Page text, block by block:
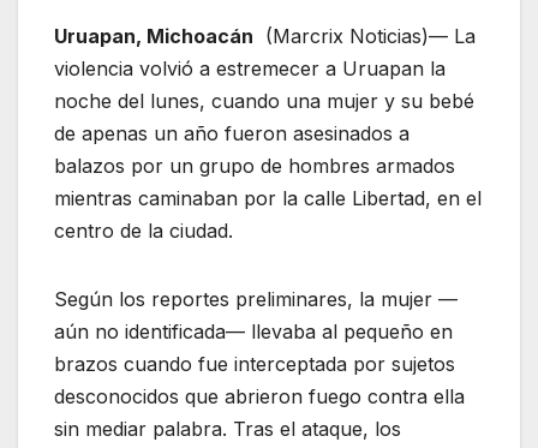
Uruapan, Michoacán (Marcrix Noticias)— La
violencia volvió a estremecer a Uruapan la
noche del lunes, cuando una mujer y su bebé
de apenas un año fueron asesinados a
balazos por un grupo de hombres armados
mientras caminaban por la calle Libertad, en el
centro de la ciudad.
Según los reportes preliminares, la mujer —
aún no identificada— llevaba al pequeño en
brazos cuando fue interceptada por sujetos
desconocidos que abrieron fuego contra ella
sin mediar palabra. Tras el ataque, los